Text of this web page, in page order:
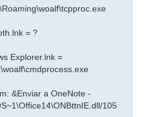
= ?
Explorer.lnk =
&Enviar a OneNote -
105